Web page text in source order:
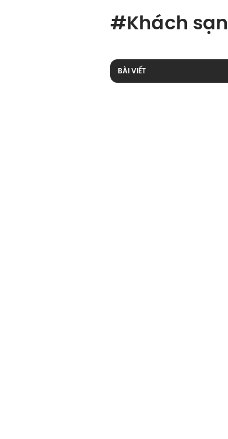
#Khách sạn
BÀI VIẾT